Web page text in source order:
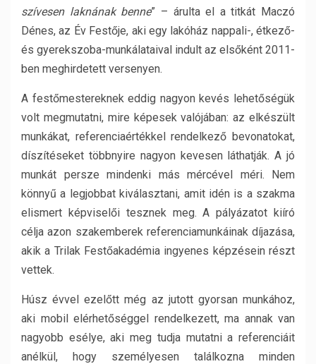
szívesen laknának benne” – árulta el a titkát Maczó
Dénes, az Év Festője, aki egy lakóház nappali-, étkező-
és gyerekszoba-munkálataival indult az elsőként 2011-
ben meghirdetett versenyen.
A festőmestereknek eddig nagyon kevés lehetőségük
volt megmutatni, mire képesek valójában: az elkészült
munkákat, referenciaértékkel rendelkező bevonatokat,
díszítéseket többnyire nagyon kevesen láthatják. A jó
munkát persze mindenki más mércével méri. Nem
könnyű a legjobbat kiválasztani, amit idén is a szakma
elismert képviselői tesznek meg. A pályázatot kiíró
célja azon szakemberek referenciamunkáinak díjazása,
akik a Trilak Festőakadémia ingyenes képzésein részt
vettek.
Húsz évvel ezelőtt még az jutott gyorsan munkához,
aki mobil elérhetőséggel rendelkezett, ma annak van
nagyobb esélye, aki meg tudja mutatni a referenciáit
anélkül, hogy személyesen találkozna minden